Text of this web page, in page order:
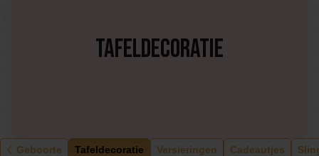
Tafeldecoratie
Geboorte Tafeldecoratie Versieringen Cadeautjes